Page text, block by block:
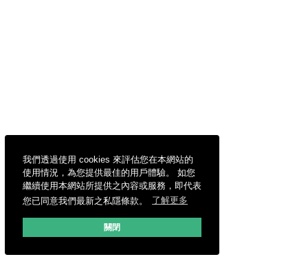
我們透過使用 cookies 來評估您在本網站的
使用情況，為您提供最佳的用戶體驗。 如您
繼續使用本網站所提供之內容或服務，即代表
您已同意我們最新之私隱條款。
了解更多
關閉